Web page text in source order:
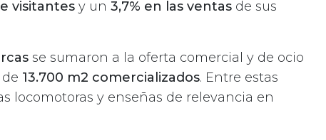
visitantes y un 3,7% en las ventas de sus
se sumaron a la oferta comercial y de ocio
13.700 m2 comercializados. Entre estas
locomotoras y enseñas de relevancia en